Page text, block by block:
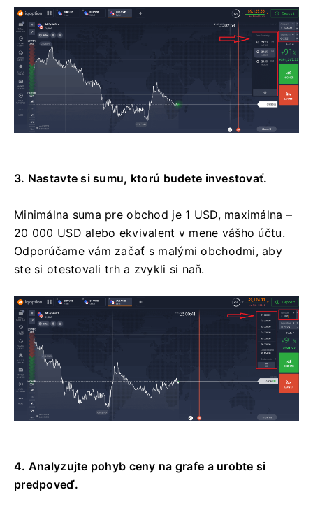
3. Nastavte si sumu, ktorú budete investovať.
Minimálna suma pre obchod je 1 USD, maximálna –
20 000 USD alebo ekvivalent v mene vášho účtu.
Odporúčame vám začať s malými obchodmi, aby
ste si otestovali trh a zvykli si naň.
4. Analyzujte pohyb ceny na grafe a urobte si
predpoveď.